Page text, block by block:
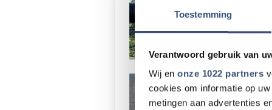
Toestemming
Verantwoord gebruik van
Wij en onze 1022 partners
cookies om informatie op
metingen aan advertenties
Politie